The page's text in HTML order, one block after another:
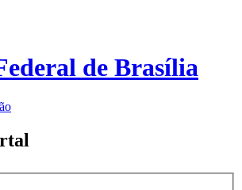
de Brasília